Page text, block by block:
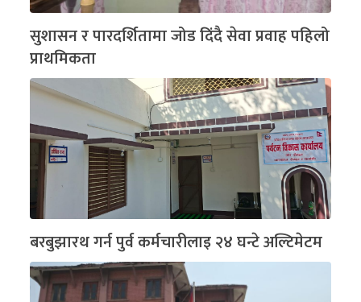
सुशासन र पारदर्शितामा जोड दिंदै सेवा प्रवाह पहिलो
प्राथमिकता
बरबुझारथ गर्न पुर्व कर्मचारीलाइ २४ घन्टे अल्टिमेटम